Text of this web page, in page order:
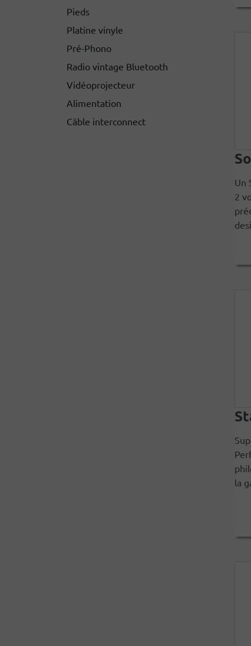
Pieds
Platine vinyle
Pré-Phono
Radio vintage Bluetooth
Vidéoprojecteur
Alimentation
Câble interconnect
Un
2
la